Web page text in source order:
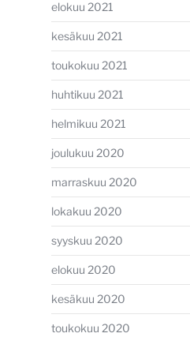
elokuu 2021
kesäkuu 2021
toukokuu 2021
huhtikuu 2021
helmikuu 2021
joulukuu 2020
marraskuu 2020
lokakuu 2020
syyskuu 2020
elokuu 2020
kesäkuu 2020
toukokuu 2020